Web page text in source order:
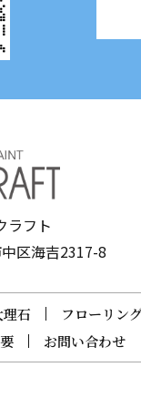
ラフト
区海吉2317-8
石 フローリン
お問い合わせ